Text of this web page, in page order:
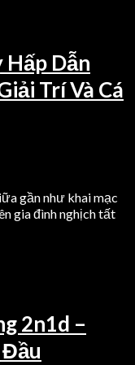
Hấp Dẫn
Trí Và Cá
gần như khai mạc
gia đình nghịch tất
2n1d –